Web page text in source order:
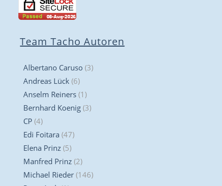
Team Tacho Autoren
Albertano Caruso (3)
Andreas Lück (6)
Anselm Reiners (1)
Bernhard Koenig (3)
CP (4)
Edi Foitara (47)
Elena Prinz (5)
Manfred Prinz (2)
Michael Rieder (146)